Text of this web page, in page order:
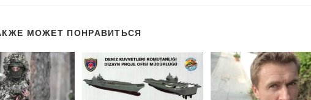
МОЖЕТ ПОНРАВИТЬСЯ